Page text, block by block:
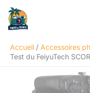
Aller
contenu
Accueil
Accessoires
Test du FeiyuTech
R
e
h